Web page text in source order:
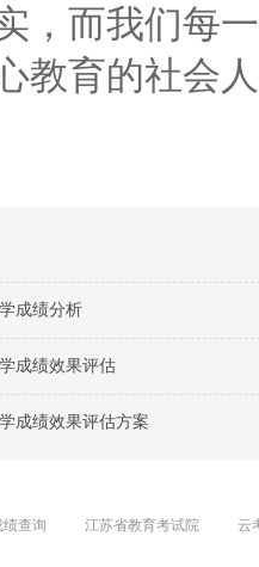
，而我们每
教育的社会
成绩分析
成绩效果评估
成绩效果评估方案
查询 江苏省教育考试院 云